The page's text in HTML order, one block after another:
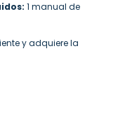
1 manual de
y adquiere la